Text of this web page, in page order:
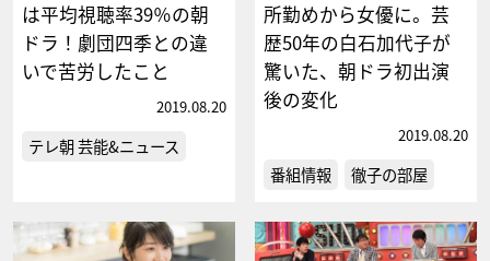
は平均視聴率39％の朝
ドラ！劇団四季との違
いで苦労したこと
2019.08.20
テレ朝 芸能&ニュース
所勤めから女優に。芸
歴50年の白石加代子が
驚いた、朝ドラ初出演
後の変化
2019.08.20
番組情報 徹子の部屋